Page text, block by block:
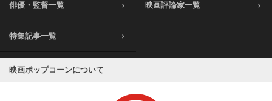
俳優・監督一覧 映画評論家一覧
特集記事一覧
映画ポップコーンについて